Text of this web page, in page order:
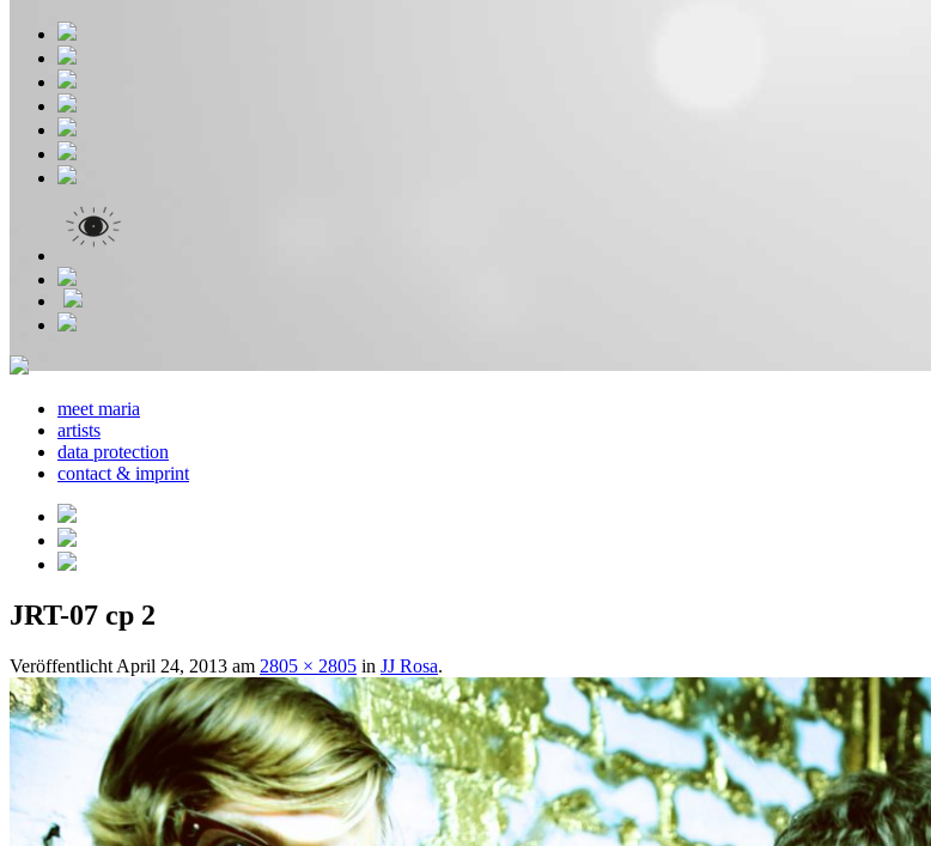
meet maria
artists
data protection
contact & imprint
JRT-07 cp 2
Veröffentlicht April 24, 2013 am 2805 × 2805 in JJ Rosa.